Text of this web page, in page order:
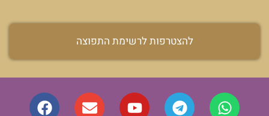
להצטרפות לרשימת התפוצה